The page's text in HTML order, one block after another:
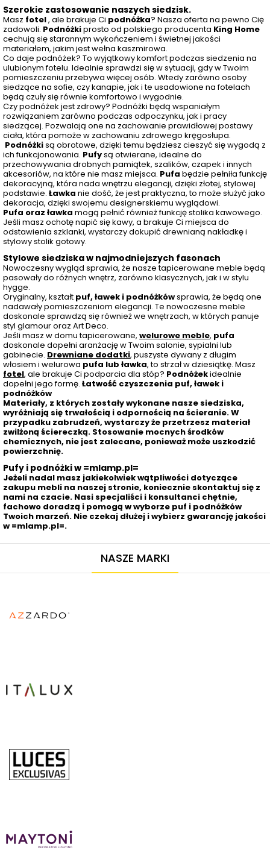
Szerokie zastosowanie naszych siedzisk.
Masz fotel, ale brakuje Ci podnóżka? Nasza oferta na pewno Cię
zadowoli. Podnóżkiprosto od polskiego producenta King Home
cechują się starannym wykończeniem i świetnej jakości
materiałem, jakim jest wełna kaszmirowa.
Co daje podnóżek? To wyjątkowy komfort podczas siedzenia na
ulubionym fotelu. Idealnie sprawdzi się w sytuacji, gdy w Twoim
pomieszczeniu przebywa więcej osób. Wtedy zarówno osoby
siedzące na sofie, czy kanapie, jak i te usadowione na fotelach
będą czuły się równie komfortowo i wygodnie.
Czy podnóżek jest zdrowy? Podnóżki będą wspaniałym
rozwiązaniem zarówno podczas odpoczynku, jak i pracy
siedzącej. Pozwalają one na zachowanie prawidłowej postawy
ciała, która pomoże w zachowaniu zdrowego kręgosłupa.
Podnóżkisą obrotowe, dzięki temu będziesz cieszyć się wygodą z
ich funkcjonowania. Pufysą otwierane, idealne do
przechowywania drobnych pamiątek, szalików, czapek i innych
akcesoriów, na które nie masz miejsca. Pufa będzie pełniła funkcję
dekoracyjną, która nada wnętrzu elegancji, dzięki złotej, stylowej
podstawie. Ławka nie dość, że jest praktyczna, to może służyć jako
dekoracja, dzięki swojemu designerskiemu wyglądowi.
Pufa oraz ławka mogą pełnić również funkcję stolika kawowego.
Jeśli masz ochotę napić się kawy, a brakuje Ci miejsca do
odstawienia szklanki, wystarczy dokupić drewnianą nakładkę i
stylowy stolik gotowy.
Stylowe siedziska w najmodniejszych fasonach
Nowoczesny wygląd sprawia, że nasze tapicerowane meble będą
pasowały do różnych wnętrz, zarówno klasycznych, jak i w stylu
hygge.
Oryginalny, kształt puf, ławek i podnóżkówsprawia, że będą one
nadawały pomieszczeniom elegancji. Te nowoczesne meble
doskonale sprawdzą się również we wnętrzach, w których panuje
styl glamour oraz Art Deco.
Jeśli masz w domu tapicerowane, welurowe meble, pufa
doskonale dopełni aranżację w Twoim salonie, sypialni lub
gabinecie. Drewniane dodatki, puszyste dywany z długim
włosiem i welurowa pufa lub ławka, to strzał w dziesiątkę. Masz
fotel, ale brakuje Ci podparcia dla stóp? Podnóżekidealnie
dopełni jego formę. Łatwość czyszczenia puf, ławek i
podnóżków
Materiały, z których zostały wykonane nasze siedziska,
wyróżniają się trwałością i odpornością na ścieranie. W
przypadku zabrudzeń, wystarczy że przetrzesz materiał
zwilżoną ściereczką. Stosowanie mocnych środków
chemicznych, nie jest zalecane, ponieważ może uszkodzić
powierzchnię.
Pufy i podnóżki w =mlamp.pl=
Jeżeli nadal masz jakiekolwiek wątpliwości dotyczące
zakupu mebli na naszej stronie, koniecznie skontaktuj się z
nami na czacie. Nasi specjaliści i konsultanci chętnie,
fachowo doradzą i pomogą w wyborze puf i podnóżków
Twoich marzeń. Nie czekaj dłużej i wybierz gwarancję jakości
w =mlamp.pl=.
NASZE MARKI